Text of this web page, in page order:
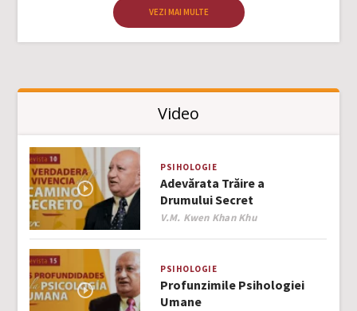
VEZI MAI MULTE
Video
PSIHOLOGIE
Adevărata Trăire a
Drumului Secret
Author
V.M. Kwen Khan Khu
PSIHOLOGIE
Profunzimile Psihologiei
Umane